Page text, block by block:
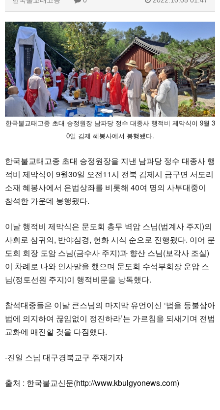
한국불교태고종 초대 승정원장 남파당 정수 대종사 행적비 제막식이 9월 3
0일 김제 혜봉사에서 봉행됐다.
한국불교태고종 초대 승정원장을 지낸 남파당 정수 대종사 행
적비 제막식이 9월30일 오전11시 전북 김제시 금구면 서도리
소재 혜봉사에서 은법상좌를 비롯해 40여 명의 사부대중이
참석한 가운데 봉행됐다.
이날 행적비 제막식은 문도회 총무 벽암 스님(법계사 주지)의
사회로 삼귀의, 반야심경, 헌화 시식 순으로 진행됐다. 이어 문
도회 회장 도암 스님(금수사 주지)과 향산 스님(보각사 조실)
이 차례로 나와 인사말을 했으며 문도회 수석부회장 운암 스
님(정토선원 주지)이 행적비문을 낭독했다.
참석대중들은 이날 큰스님의 마지막 유언이신 ‘법을 등불삼아
법에 의지하여 끊임없이 정진하라’는 가르침을 되새기며 전법
교화에 매진할 것을 다짐했다.
-진일 스님 대구경북교구 주재기자
출처 : 한국불교신문(http://www.kbulgyonews.com)